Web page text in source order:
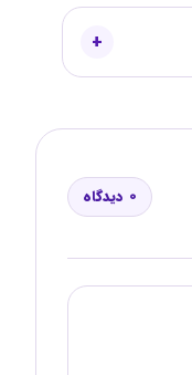
0 دیدگاه